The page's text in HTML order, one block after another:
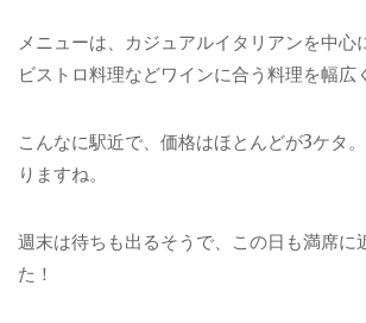
メニューは、カジュアルイタリアンを中心
ビストロ料理などワインに合う料理を幅広
こんなに駅近で、価格はほとんどが3ケタ
りますね。
週末は待ちも出るそうで、この日も満席に
た！